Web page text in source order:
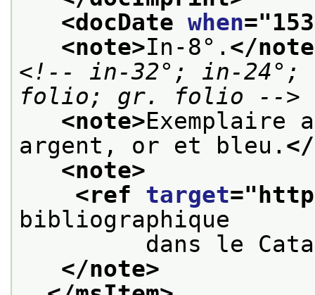
<docDate when="
<note>In-8°. </
<!-- in-32°; in-
folio; gr. folio -->
<note>Exemplaire
argent, or et bleu.
<note>
<ref target="
bibliographique
dans le
</note>